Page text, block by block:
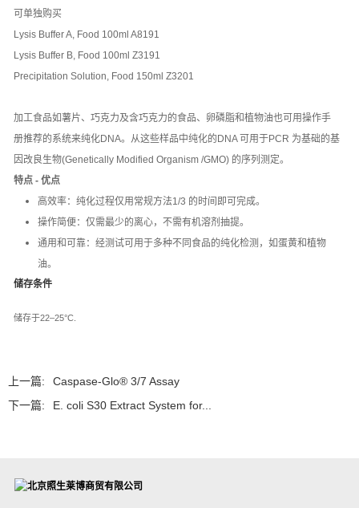
可单独购买
Lysis Buffer A, Food 100ml A8191
Lysis Buffer B, Food 100ml Z3191
Precipitation Solution, Food 150ml Z3201
加工食品如薯片、巧克力及含巧克力的食品、卵磷脂和植物油也可用操作手
册推荐的系统来纯化DNA。从这些样品中纯化的DNA 可用于PCR 为基础的基
因改良生物(Genetically Modified Organism /GMO) 的序列测定。
特点 - 优点
高效率：纯化过程仅用常规方法1/3 的时间即可完成。
操作简便：仅需最少的离心，不需有机溶剂抽提。
通用和可靠：经测试可用于多种不同食品的纯化检测，如蛋黄和植物
油。
储存条件
储存于22–25°C.
上一篇:
Caspase-Glo® 3/7 Assay
下一篇:
E. coli S30 Extract System for...